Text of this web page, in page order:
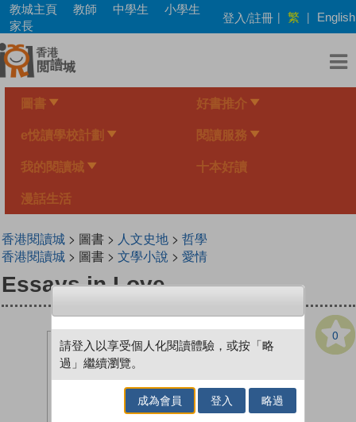
Skip
main
content
教城主頁 教師 中學生
小學生
家長
登入/註冊 | 繁 | English
圖書 好書推介
e悅讀學校計劃 閱讀服務
我的閱讀城 十本好讀
漫話生活
香港閱讀城> 圖書 > 人文史地> 哲學
香港閱讀城> 圖書 > 文學小說 > 愛情
Essays in Love
0
請登入以享受個人化閱讀體驗，或按「略
過」繼續瀏覽。
成為會員 登入 略過